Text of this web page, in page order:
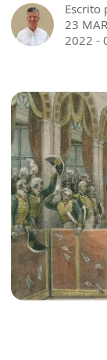
Escrito
23
2022 -